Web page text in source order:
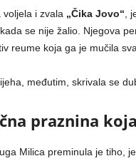
voljela i zvala „Čika Jovo“ ,
se nije žalio. Njegova
reume koja ga je mučila
međutim, skrivala se
praznina
Milica preminula je tiho,